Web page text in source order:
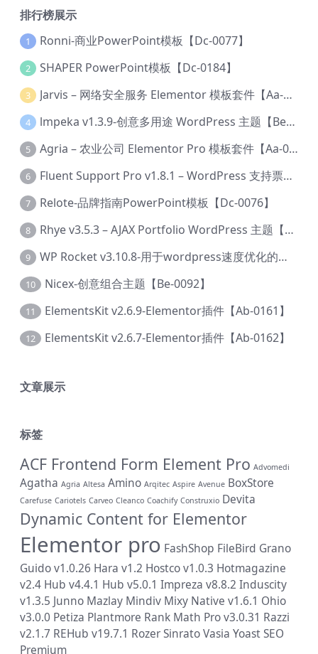
排行榜展示
1 Ronni-商业PowerPoint模板【Dc-0077】
2 SHAPER PowerPoint模板【Dc-0184】
3 Jarvis – 网络安全服务 Elementor 模板套件【Aa-0035】
4 lmpeka v1.3.9-创意多用途 WordPress 主题【Be-0064】
5 Agria – 农业公司 Elementor Pro 模板套件【Aa-0003】
6 Fluent Support Pro v1.8.1 – WordPress 支持票务系统【Cc-0041】
7 Relote-品牌指南PowerPoint模板【Dc-0076】
8 Rhye v3.5.3 – AJAX Portfolio WordPress 主题【Bi-0049】
9 WP Rocket v3.10.8-用于wordpress速度优化的缓存加速插件【Cd-0019】
10 Nicex-创意组合主题【Be-0092】
11 ElementsKit v2.6.9-Elementor插件【Ab-0161】
12 ElementsKit v2.6.7-Elementor插件【Ab-0162】
文章展示
标签
ACF Frontend Form Element Pro Advomedi
Agatha Agria Altesa Amino Arqitec Aspire Avenue BoxStore
Carefuse Cariotels Carveo Cleanco Coachify Construxio Devita
Dynamic Content for Elementor
Elementor pro FashShop FileBird Grano
Guido v1.0.26 Hara v1.2 Hostco v1.0.3 Hotmagazine
v2.4 Hub v4.4.1 Hub v5.0.1 Impreza v8.8.2 Induscity
v1.3.5 Junno Mazlay Mindiv Mixy Native v1.6.1 Ohio
v3.0.0 Petiza Plantmore Rank Math Pro v3.0.31 Razzi
v2.1.7 REHub v19.7.1 RozerSinratoVasia Yoast SEO
Premium